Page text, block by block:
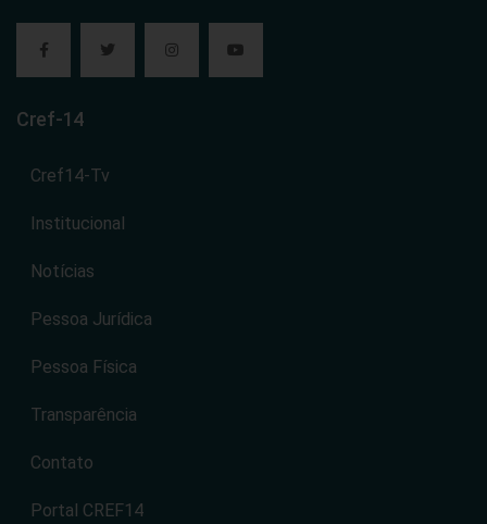
Cref-14
Cref14-Tv
Institucional
Notícias
Pessoa Jurídica
Pessoa Física
Transparência
Contato
Portal CREF14